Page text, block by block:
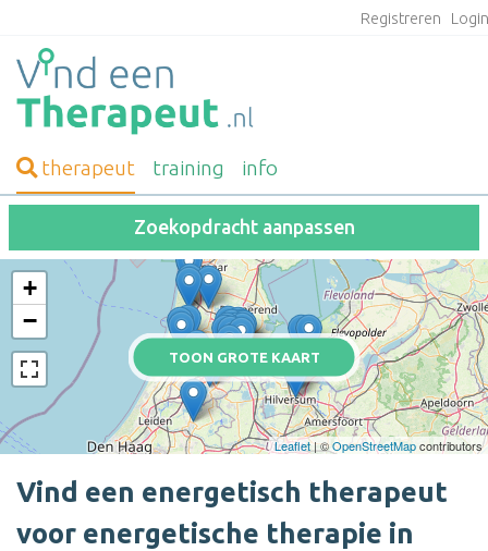
Registreren
therapeut training info
Zoekopdracht aanpassen
TOON GROTE KAART
+
−
Leaflet| ©OpenStreetMapcontributors
Vind een energetisch therapeut
voor energetische therapie in